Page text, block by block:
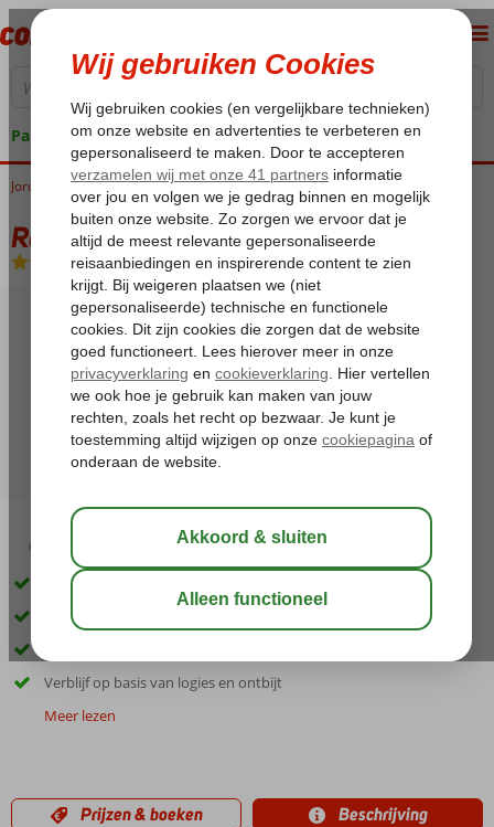
Pakketgarantie
Home
Jordanië Aqaba Rondreis Jewels of Jordan 4*
Rondreis Jewels of Jordan 4*
Logies en ontbijt
04:50 aug 37°C
Unieke 8-daagse rondreis door Jordanië
Bezoek o.a. de Dode Zee, Petra en Wadi Rum
Verblijf op basis van logies en ontbijt
Meer lezen
Prijzen & boeken Beschrijving